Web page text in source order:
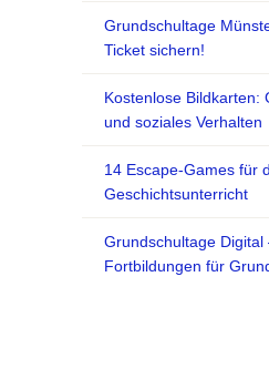
Grundschultage
Ticket sichern!
Kostenlose Bildkarten:
und soziales Verhalten
14 Escape-Games für
Geschichtsunterricht
Grundschultage Digital
Fortbildungen für